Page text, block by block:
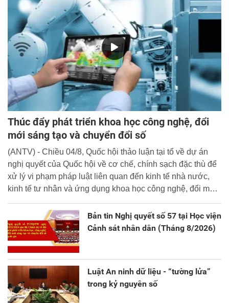
Thúc đẩy phát triển khoa học công nghệ, đổi
mới sáng tạo và chuyển đổi số
(ANTV) - Chiều 04/8, Quốc hội thảo luận tại tổ về dự án
nghị quyết của Quốc hội về cơ chế, chính sạch đặc thù để
xử lý vi phạm pháp luật liên quan đến kinh tế nhà nước,
kinh tế tư nhân và ứng dụng khoa học công nghệ, đổi mới
Bản tin Nghị quyết số 57 tại Học viện
Cảnh sát nhân dân (Tháng 8/2026)
Luật An ninh dữ liệu - “tường lửa”
trong kỷ nguyên số